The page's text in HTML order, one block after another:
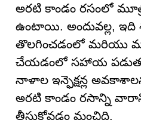
అరటి కాండం రసంలో
ఉంటాయి. అందువల్ల, ఇది
తొలగించడంలో మరియు
చేయడంలో సహాయ
నాళాల ఇన్ఫెక్షన్ల
అరటి కాండం రసాన్ని
తీసుకోవడం మంచిది.